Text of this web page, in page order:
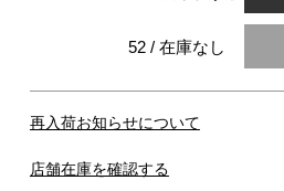
52 / 在庫なし
再入荷お知らせについて
店舗在庫を確認する